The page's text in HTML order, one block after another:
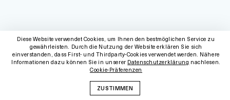
Diese Website verwendet Cookies, um Ihnen den bestmöglichen Service zu
gewährleisten. Durch die Nutzung der Website erklären Sie sich
einverstanden, dass First- und Thirdparty-Cookies verwendet werden. Nähere
Informationen dazu können Sie in unserer Datenschutzerklärung nachlesen.
Cookie-Präferenzen
ZUSTIMMEN